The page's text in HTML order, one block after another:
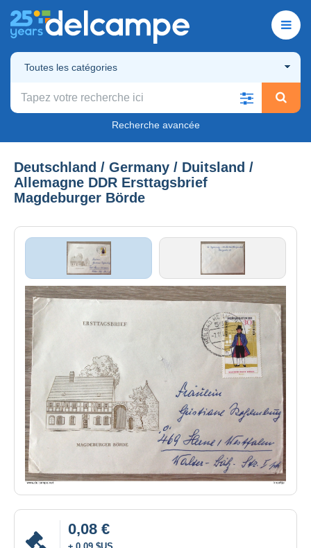
Toutes les catégories
Recherche avancée
Deutschland / Germany / Duitsland /
Allemagne DDR Ersttagsbrief
Magdeburger Börde
0,08 €